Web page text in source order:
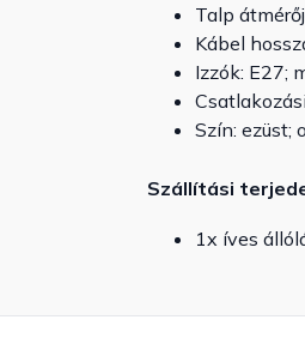
Talp
Kábel
Izzók: E27;
Szín: ezüst;
Szállítási
1x íves